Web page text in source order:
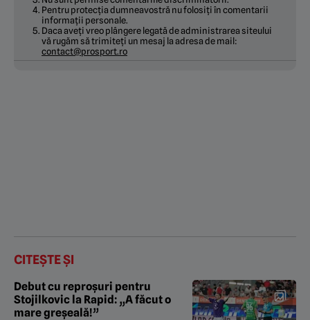
Pentru protecția dumneavostră nu folosiți în comentarii
informații personale.
Daca aveți vreo plângere legată de administrarea siteului
vă rugăm să trimiteți un mesaj la adresa de mail:
contact@prosport.ro
CITEȘTE ȘI
Debut cu reproșuri pentru
Stojilkovic la Rapid: „A făcut o
mare greșeală!”